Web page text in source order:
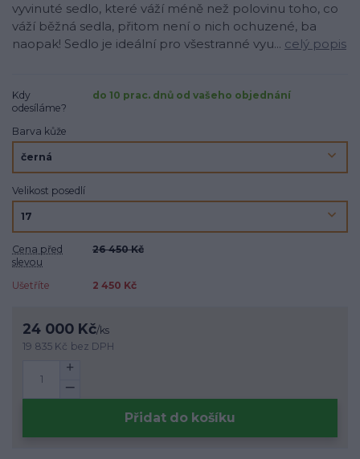
vyvinuté sedlo, které váží méně než polovinu toho, co
váží běžná sedla, přitom není o nich ochuzené, ba
naopak! Sedlo je ideální pro všestranné vyu... celý popis
Kdy
odesíláme?
do 10 prac. dnů od vašeho objednání
Barva kůže
Velikost posedlí
Cena před
slevou
26 450 Kč
Ušetříte 2 450 Kč
24 000 Kč/ks
19 835 Kč bez DPH
Přidat do košíku